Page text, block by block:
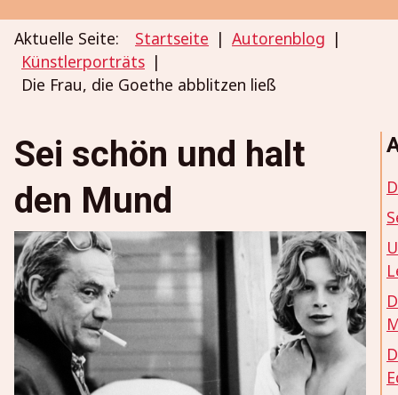
Aktuelle Seite: Startseite
Autorenblog
Künstlerporträts
Die Frau, die Goethe abblitzen ließ
Sei schön und halt
den Mund